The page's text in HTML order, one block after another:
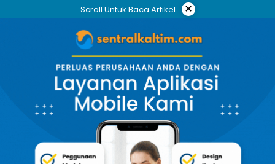
Scroll Untuk Baca Artikel ×